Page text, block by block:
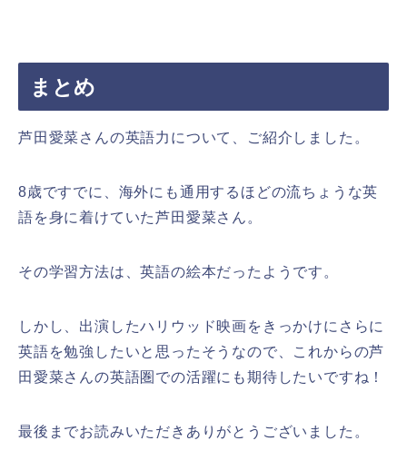
まとめ
芦田愛菜さんの英語力について、ご紹介しました。
8歳ですでに、海外にも通用するほどの流ちょうな英
語を身に着けていた芦田愛菜さん。
その学習方法は、英語の絵本だったようです。
しかし、出演したハリウッド映画をきっかけにさらに
英語を勉強したいと思ったそうなので、これからの芦
田愛菜さんの英語圏での活躍にも期待したいですね！
最後までお読みいただきありがとうございました。